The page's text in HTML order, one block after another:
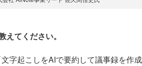
てください。
字起こしをAIで要約して議事録を作